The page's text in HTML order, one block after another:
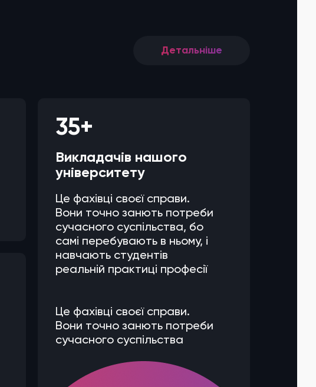
Детальніше
35+
Викладачів нашого
університету
Це фахівці своєї справи.
Вони точно занють потреби
сучасного суспільства, бо
самі перебувають в ньому, і
навчають студентів
реальній практиці професії
Це фахівці своєї справи.
Вони точно занють потреби
сучасного суспільства